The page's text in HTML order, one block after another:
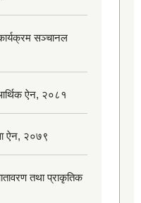
सञ्चानल
ऐन, २०८१
ऐन, २०७९
तथा प्राकृतिक